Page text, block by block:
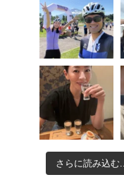
さらに読み込む...